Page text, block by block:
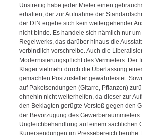
Unstreitig habe jeder Mieter einen
erhalten, der zur Aufnahme der
der DIN ergebe sich kein weitergehender
nicht binde. Es handele sich nämlich nur
Regelwerks, das darüber hinaus die
verbindlich vorschreibe. Auch die
Modernisierungspflicht des Vermieters. Der
Kläger vielmehr durch die Überlassung
gemachten Postzusteller gewährleistet.
auf Paketsendungen (Gitarre, Pflanzen)
ohnehin nicht weiterhelfen, da dieser zur
den Beklagten gerügte Verstoß gegen den
der Bevorzugung des
Ungleichbehandlung auf einem sachlichen
Kuriersendungen im Pressebereich